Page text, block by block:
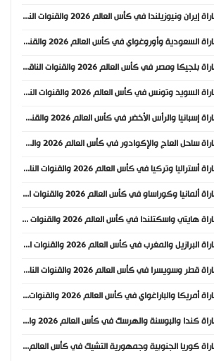
موعد مباراة إيران ونيوزيلندا في كأس العالم 2026 والقنوات الناقلة
موعد مباراة السعودية وأوروغواي في كأس العالم 2026 والقنوات الناقلة
موعد مباراة بلجيكا ومصر في كأس العالم 2026 والقنوات الناقلة
موعد مباراة السويد وتونس في كأس العالم 2026 والقنوات الناقلة
موعد مباراة إسبانيا والرأس الأخضر في كأس العالم 2026 والقنوات الناقلة
موعد مباراة ساحل العاج والإكوادور في كأس العالم 2026 والقنوات الناقلة
موعد مباراة أستراليا وتركيا في كأس العالم 2026 والقنوات الناقلة
موعد مباراة ألمانيا وكوراساو في كأس العالم 2026 والقنوات الناقلة
موعد مباراة هايتي واسكتلندا في كأس العالم 2026 والقنوات الناقلة
موعد مباراة البرازيل والمغرب في كأس العالم 2026 والقنوات الناقلة
موعد مباراة قطر وسويسرا في كأس العالم 2026 والقنوات الناقلة
موعد مباراة أمريكا والباراغواي في كأس العالم 2026 والقنوات الناقلة
موعد مباراة كندا والبوسنة والهرسك في كأس العالم 2026 والقنوات الناقلة
موعد مباراة كوريا الجنوبية وجمهورية التشيك في كأس العالم 2026 والقنوات الناقلة